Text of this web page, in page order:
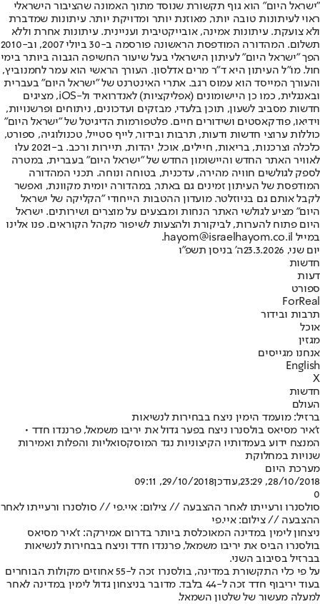
"ישראל היום" הוא גוף תקשורת שנוסד מתוך האמונה שהציבור הישראלי
ראוי לעיתונות טובה יותר, מאוזנת יותר ומדויקת יותר. עיתונות שמדברת
ולא צועקת. עיתונות אמינה, אובייקטיבית ועניינית. עיתונות אחרת וללא
תשלום. המהדורה המודפסת הראשונה פורסמה ב-30 ביולי 2007, וב-2010
הפך "ישראל היום" לעיתון הישראלי בעל שיעור החשיפה הגבוה ביותר בימי
חול. מו"ל העיתון היא ד"ר מרים אדלסון. העורך הראשי הוא עמר לחמנוביץ,
והעורך המייסד הוא עמוס רגב. אתרי האינטרנט של "ישראל היום" בעברית
ובאנגלית, כמו כן היישומונים (אפליקציות) לאנדרואיד ול-iOS, מציגים
חדשות מסביב לשעון, תוכן בלעדי, מבזקים ועדכונים, ניתוחים ופרשנויות,
וידיאו, פודקאסטים ושידורים חיים. פלטפורמות הדיגיטל של "ישראל היום"
כוללות ערוצי חדשות ודעות, תרבות ובידור, לייף סטייל, טכנולוגיה, ספורט,
כלכלה וצרכנות, בריאות, חיילים, אוכל, יהדות, תיירות ורכב. ב-2021 עלו
לאוויר האתר החדש והיישומון החדש של "ישראל היום" בעברית, במטרה
לספק לגולשים חוויה מהירה, עדכנית, בטוחה ונוחה. תכני המהדורה
המודפסת של העיתון זמינים גם באתר, במהדורה יומית מקוונת, ואפשר
לקבל אותם גם בניוזלטר. מועדון ההטבות הייחודי "הקליקה של ישראל
היום" מציע לגולשי האתר הנחות ומבצעים על מוצרים ושירותים. ישראל
היום פתוח להערות, לביקורת ולהצעות לשיפור מקהל הקוראים. פנו אלינו
במייל hayom@israelhayom.co.il.
יום שני, 23.3.2026
ה' בניסן תשפ"ו
חדשות
דעות
ספורט
ForReal
תרבות ובידור
אוכל
מגזין
אנחנו מגייסים
English
X
חדשות
העולם
ברזיל: מועמד הימין ניצח בבחירות לנשיאות
ז'איר מסיאס בולסנרו ניצח בפער גדול את יריבו משמאל, פרננדו חדד •
המנצח ידוע בעמדותיו הקיצוניות נגד המוסקסואליות והפלות ואמירות
שנויות במחלוקת
מערכת היום
28/10/2018, 23:29
,עודכן29/10/2018, 09:11
0
סולסנרו ורעייתו לאחר ההצבעה // צילום: איי.פי // סולסנרו ורעייתו לאחר
ההצבעה // צילום: איי.פי
ניצחון לימין במדינה המאוכלסת ביותר בדרום אמירקה: ז'איר מסיאס
בולסנרו הביס את יריבו משמאל, פרננדו חדד וניצח בבחירות לנשיאות
בברזיל בסיבוב השני.
על פי כלי התקשורת במדינה, בולסנרו זכה ל-55 אחוזים מקולות הבוחרים
בעוד יריבוף חדד זכה ל-44 בלבד. מדובר בניצחון גדול לימין במדינה לאחר
למעלה מעשור של שלטון השמאל.